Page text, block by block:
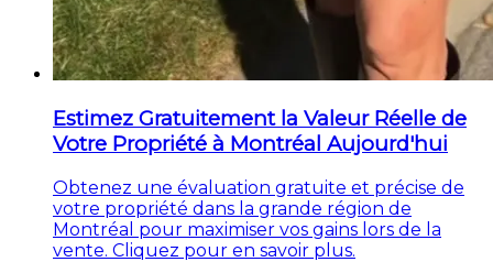
Estimez Gratuitement la Valeur Réelle de
Votre Propriété à Montréal Aujourd'hui
Obtenez une évaluation gratuite et précise de
votre propriété dans la grande région de
Montréal pour maximiser vos gains lors de la
vente. Cliquez pour en savoir plus.